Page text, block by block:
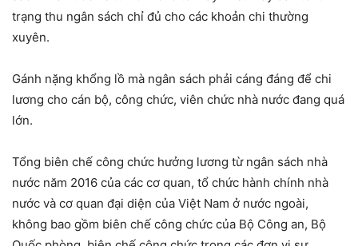
trạng thu ngân sách chỉ đủ cho các khoản chi thường
xuyên.
Gánh nặng khổng lồ mà ngân sách phải cáng đáng để chi
lương cho cán bộ, công chức, viên chức nhà nước đang quá
lớn.
Tổng biên chế công chức hưởng lương từ ngân sách nhà
nước năm 2016 của các cơ quan, tổ chức hành chính nhà
nước và cơ quan đại diện của Việt Nam ở nước ngoài,
không bao gồm biên chế công chức của Bộ Công an, Bộ